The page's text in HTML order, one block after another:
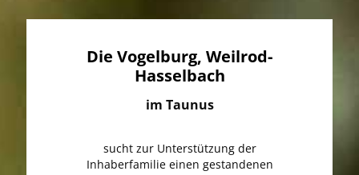
Die Vogelburg, Weilrod-
Hasselbach
im Taunus
sucht zur Unterstützung der
Inhaberfamilie einen gestandenen